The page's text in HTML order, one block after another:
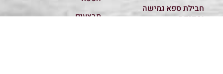
מבצעים
חבילת ספא גמישה
ומפנקת